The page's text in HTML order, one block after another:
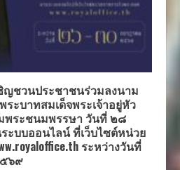
ญชวนประชาชนร่วมลงนาม
ะบาทสมเด็จพระเจ้าอยู่หัว
พระชนมพรรษา วันที่ ๒๘
บบออนไลน์ ที่เว็บไซต์หน่วย
ระหว่างวันที่
๖๙